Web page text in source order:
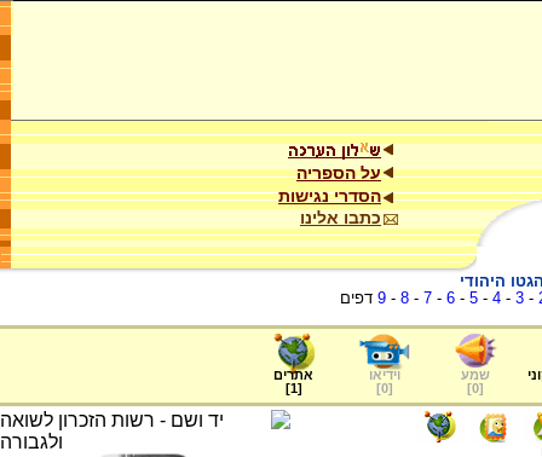
על הספריה
הסדרי נגישות
כתבו אלינו
היהודי
-
3
-
4
-
5
-
6
-
7
-
8
-
9 דפים
שמע
[
0
]
וידיאו
[
0
]
אתרים
[
1
]